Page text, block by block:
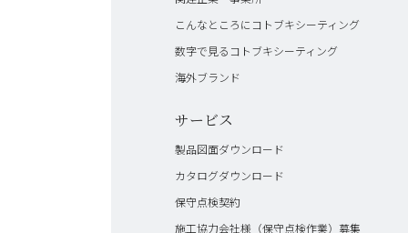
こんなところにコトブキシーティング
数字で見るコトブキシーティング
海外ブランド
サービス
製品図面ダウンロード
カタログダウンロード
保守点検契約
施工協力会社様（保守点検作業）募集